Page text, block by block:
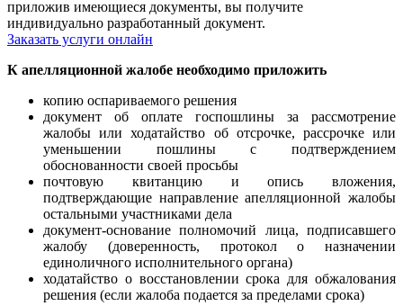
приложив имеющиеся документы, вы получите
индивидуально разработанный документ.
Заказать услуги онлайн
К апелляционной жалобе необходимо приложить
копию оспариваемого решения
документ об оплате госпошлины за рассмотрение
жалобы или ходатайство об отсрочке, рассрочке или
уменьшении пошлины с подтверждением
обоснованности своей просьбы
почтовую квитанцию и опись вложения,
подтверждающие направление апелляционной жалобы
остальными участниками дела
документ-основание полномочий лица, подписавшего
жалобу (доверенность, протокол о назначении
единоличного исполнительного органа)
ходатайство о восстановлении срока для обжалования
решения (если жалоба подается за пределами срока)